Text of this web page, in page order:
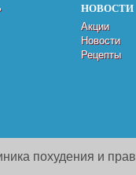
НОВОСТИ
Акции
Новости
Рецепты
похудения и